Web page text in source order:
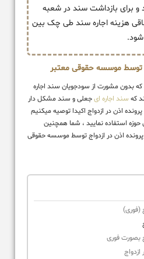
و برای بازداشت سند در شعبه
هزینه اجاره سند طی چک بین
شود.
توسط موسسه حقوقی معتبر
که بدون مشورت از سودجویان سند اجاره
که سند اجاره ایجعلی و سند مشکل دار
اذن در ازدواج اکیدا توصیه میکنیم
حوزه استفاده نمایید ، شما همچنین
پرونده اذن در ازدواج توسط موسسه حقوقی
(فوری)
بصورت فوری
ازدواج